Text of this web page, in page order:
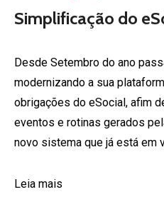
Simplificação do
Desde Setembro do ano
modernizando a sua
obrigações do eSocial, afim
eventos e rotinas gerados
novo sistema que já está em
Leia mais